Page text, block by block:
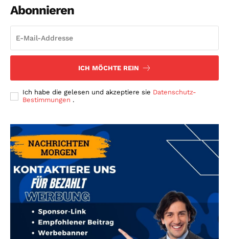
Abonnieren
ICH MÖCHTE REIN
Ich habe die gelesen und akzeptiere sie Datenschutz-
Bestimmungen .